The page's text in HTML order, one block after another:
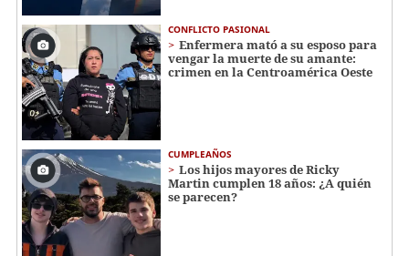
CONFLICTO PASIONAL
Enfermera mató a su esposo para
vengar la muerte de su amante:
crimen en la Centroamérica Oeste
CUMPLEAÑOS
Los hijos mayores de Ricky
Martin cumplen 18 años: ¿A quién
se parecen?